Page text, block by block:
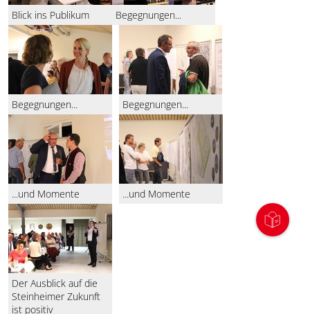
Blick ins Publikum Begegnungen...
Begegnungen... Begegnungen...
...und Momente ...und Momente
Der Ausblick auf die
Steinheimer Zukunft
ist positiv